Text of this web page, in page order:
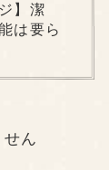
】潔
は要ら
ん